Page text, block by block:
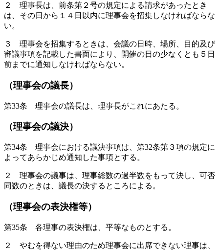
２ 理事長は、前条第２号の規定による請求があったとき
は、その日から１４日以内に理事会を招集しなければならな
い。
３ 理事会を招集するときは、会議の日時、場所、目的及び
審議事項を記載した書面により、開催の日の少なくとも５日
前までに通知しなければならない。
（理事会の議長）
第33条 理事会の議長は、理事長がこれにあたる。
（理事会の議決）
第34条 理事会における議決事項は、第32条第３項の規定に
よってあらかじめ通知した事項とする。
２ 理事会の議事は、理事総数の過半数をもって決し、可否
同数のときは、議長の決するところによる。
（理事会の表決権等）
第35条 各理事の表決権は、平等なものとする。
２ やむを得ない理由のため理事会に出席できない理事は、